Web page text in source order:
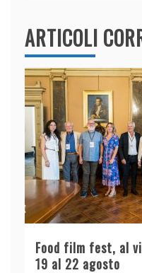
ARTICOLI
Food film fest, al
19 al 22 agosto